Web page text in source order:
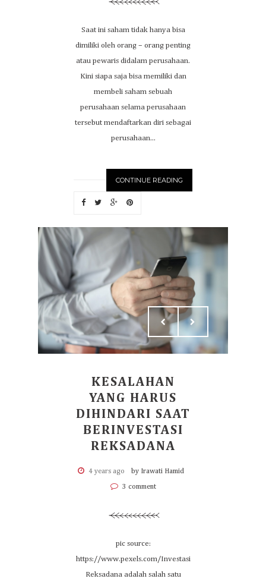
Saat ini saham tidak hanya bisa
dimiliki oleh orang – orang penting
atau pewaris didalam perusahaan.
Kini siapa saja bisa memiliki dan
membeli saham sebuah
perusahaan selama perusahaan
tersebut mendaftarkan diri sebagai
perusahaan...
CONTINUE READING
KESALAHAN
YANG HARUS
DIHINDARI SAAT
BERINVESTASI
REKSADANA
4 years ago by Irawati Hamid
3 comment
pic source:
https://www.pexels.com/Investasi
Reksadana adalah salah satu